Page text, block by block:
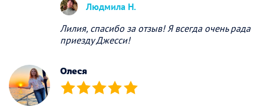
Людмила Н.
Лилия, спасибо за отзыв! Я всегда очень рада
приезду Джесси!
Олеся
(*) (*) (*) (*) (*)